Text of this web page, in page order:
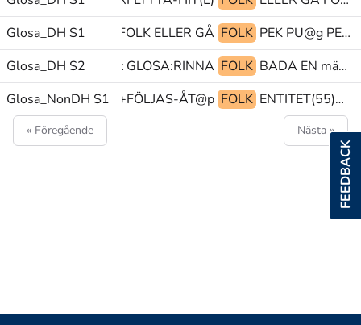
Glosa_DH S1
FOLK ELLER GÅ FOLK
PEK PU@g PEK.FL
Glosa_DH S2
INUTI VATTEN@z GLOSA:RINNA FOLK
BADA EN människa@&
Glosa_NonDH S1
VARELSE(LL)+FÖLJAS-ÅT@p FOLK ENTITET(55)+BEFINNA@p.FL OMÖJLIG TRÅNG
« Föregående Nästa »
FEEDBACK